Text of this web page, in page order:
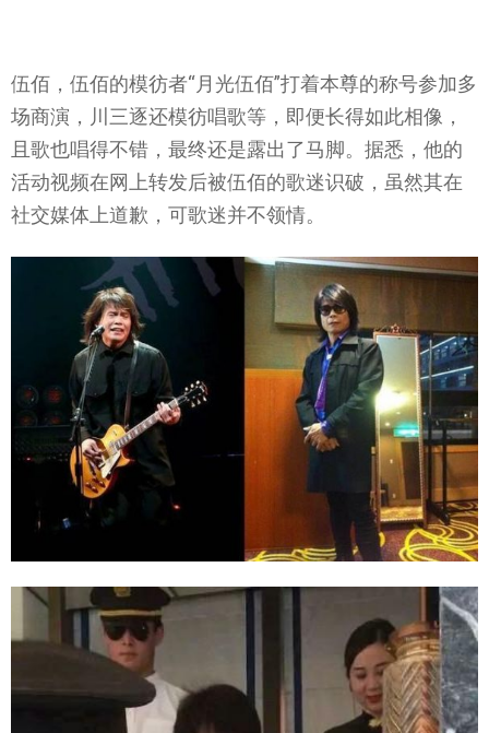
伍佰，伍佰的模彷者“月光伍佰”打着本尊的称号参加多
场商演，川三逐还模彷唱歌等，即便长得如此相像，
且歌也唱得不错，最终还是露出了马脚。据悉，他的
活动视频在网上转发后被伍佰的歌迷识破，虽然其在
社交媒体上道歉，可歌迷并不领情。